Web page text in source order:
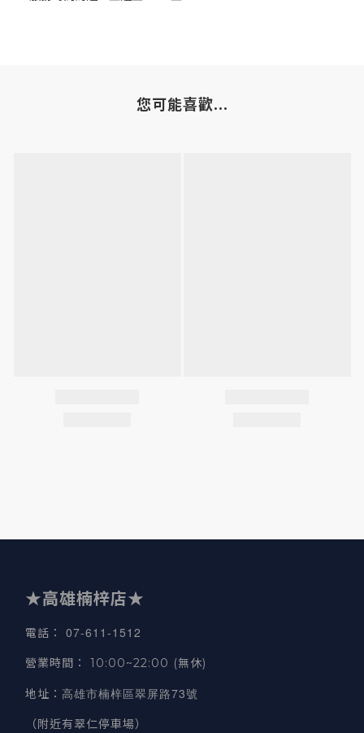
您可能喜歡...
★高雄楠梓店★
電話 ： 07-611-1512
營業時間 ： 10:00~22:00 (無休)
地址 ： 高雄市楠梓區翠屏路73號
（附近有翠仁停車場）